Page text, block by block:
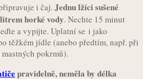
i čaj. Jednu lžíci sušené
horké vody. Nechte 15 minut
a vypijte. Uplatní se i jako
těžkém jídle (anebo předtím, např. při
pokrmů).
pravidelně, neměla by délka